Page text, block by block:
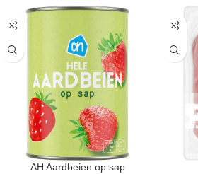
AH Aardbeien op sap